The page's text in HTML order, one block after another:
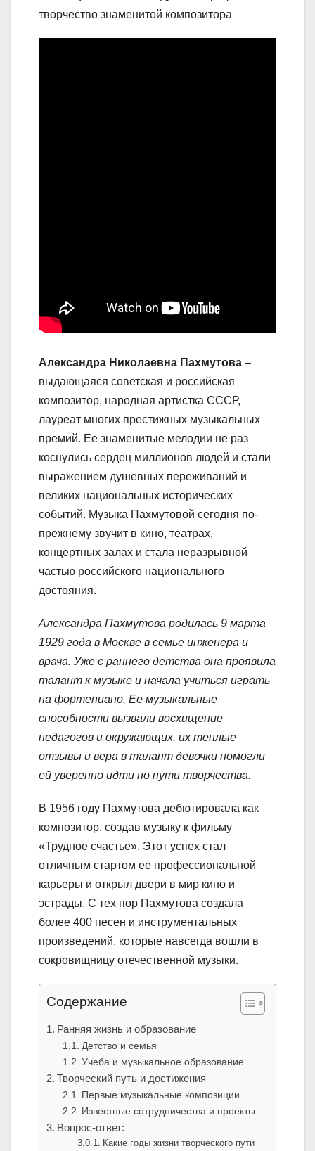
Александра Николаевна Пахмутова –
выдающаяся советская и российская
композитор, народная артистка СССР,
лауреат многих престижных музыкальных
премий. Ее знаменитые мелодии не раз
коснулись сердец миллионов людей и стали
выражением душевных переживаний и
великих национальных исторических
событий. Музыка Пахмутовой сегодня по-
прежнему звучит в кино, театрах,
концертных залах и стала неразрывной
частью российского национального
достояния.
Александра Пахмутова родилась 9 марта
1929 года в Москве в семье инженера и
врача. Уже с раннего детства она проявила
талант к музыке и начала учиться играть
на фортепиано. Ее музыкальные
способности вызвали восхищение
педагогов и окружающих, их теплые
отзывы и вера в талант девочки помогли
ей уверенно идти по пути творчества.
В 1956 году Пахмутова дебютировала как
композитор, создав музыку к фильму
«Трудное счастье». Этот успех стал
отличным стартом ее профессиональной
карьеры и открыл двери в мир кино и
эстрады. С тех пор Пахмутова создала
более 400 песен и инструментальных
произведений, которые навсегда вошли в
сокровищницу отечественной музыки.
Содержание
Ранняя жизнь и образование
Детство и семья
Учеба и музыкальное образование
Творческий путь и достижения
Первые музыкальные композиции
Известные сотрудничества и проекты
Вопрос-ответ:
Какие годы жизни творческого пути